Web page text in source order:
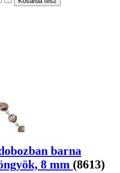
barna
8 mm (8613)